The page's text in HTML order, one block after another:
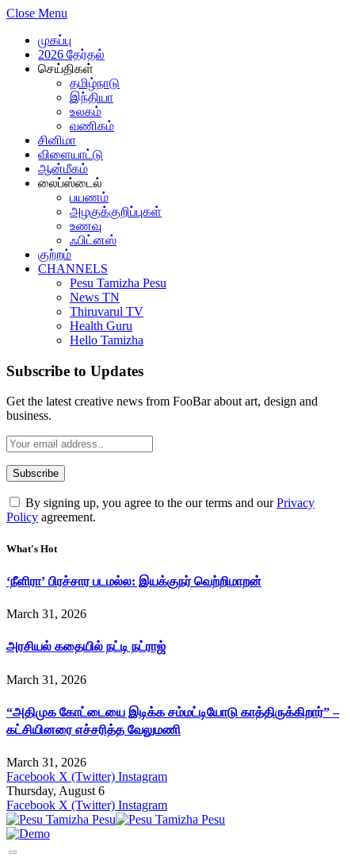
Close Menu
முகப்பு
2026 தேர்தல்
செய்திகள்
தமிழ்நாடு
இந்தியா
உலகம்
வணிகம்
சினிமா
விளையாட்டு
ஆன்மீகம்
லைப்ஸ்டைல்
பயணம்
அழகுக்குறிப்புகள்
உணவு
ஃபிட்னஸ்
குற்றம்
CHANNELS
Pesu Tamizha Pesu
News TN
Thiruvarul TV
Health Guru
Hello Tamizha
Subscribe to Updates
Get the latest creative news from FooBar about art, design and
business.
By signing up, you agree to the our terms and ourPrivacy
Policy agreement.
What's Hot
‘நீளிரா’ பிரச்சார படமல்ல: இயக்குநர் வெற்றிமாறன்
March 31, 2026
அரசியல் கதையில் நட்டி நட்ராஜ்
March 31, 2026
“அதிமுக கோட்டையை இடிக்க சம்மட்டியோடு காத்திருக்கிறார்” –
கட்சியினரை எச்சரித்த வேலுமணி
March 31, 2026
Facebook X (Twitter) Instagram
Thursday, August 6
Facebook X (Twitter) Instagram